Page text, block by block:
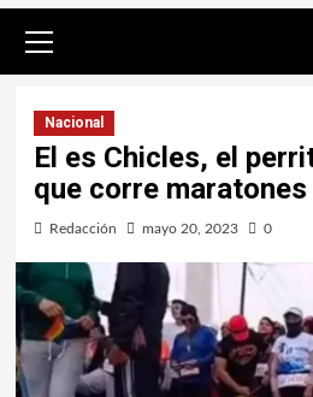
Nacional
El es Chicles, el
que corre maratones
Redacción mayo 20, 2023 0